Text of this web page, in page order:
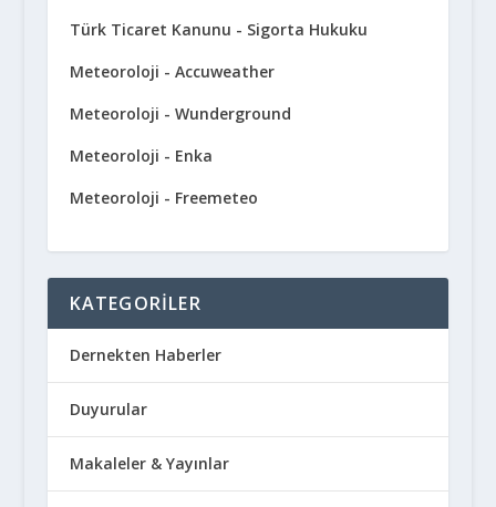
Türk Ticaret Kanunu - Sigorta Hukuku
Meteoroloji - Accuweather
Meteoroloji - Wunderground
Meteoroloji - Enka
Meteoroloji - Freemeteo
KATEGORILER
Dernekten Haberler
Duyurular
Makaleler & Yayınlar